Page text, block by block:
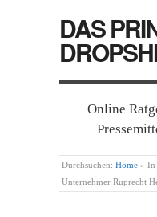
DAS
Online
Durchsuchen: Home » In
Unternehmer Ruprecht